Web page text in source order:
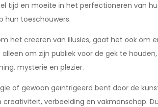
tijd en moeite in het perfectioneren van
hun toeschouwers.
het creëren van illusies, gaat het ook om
om zijn publiek voor de gek te
mysterie en plezier.
of gewoon geïntrigeerd bent door de
verbeelding en vakmanschap.